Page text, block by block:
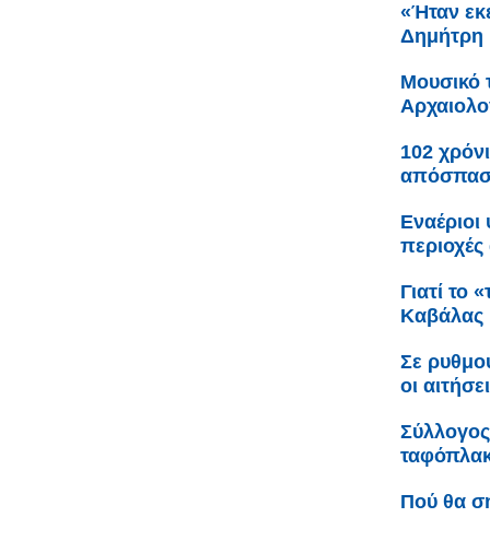
«Ήταν
Δημήτρη
Μουσικό
102
περιοχές
Γιατί το
Καβάλας
Σε
οι
Πού θα